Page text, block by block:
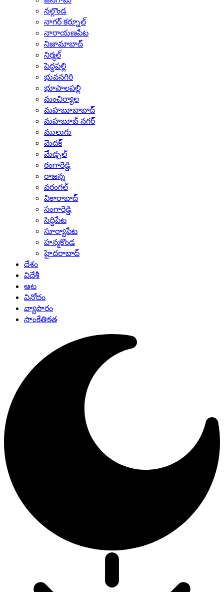
నల్గొండ
నాగర్ కర్నూల్
నారాయణపేట
నిజామాబాద్
నిర్మల్
పెద్దపల్లి
భువనగిరి
భూపాలపల్లి
మంచిర్యాల
మహబూబాబాద్
మహబూబ్ నగర్
ములుగు
మెదక్
మేడ్చల్
రంగారెడ్డి
రాజన్న
వరంగల్
వికారాబాద్
సంగారెడ్డి
సిద్దిపేట
సూర్యాపేట
హన్మకొండ
హైదరాబాద్
దేశం
విదేశీ
ఆట
వినోదం
వ్యాపారం
సాంకేతికత